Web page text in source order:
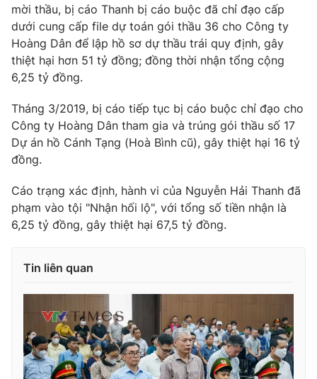
mời thầu, bị cáo Thanh bị cáo buộc đã chỉ đạo cấp
dưới cung cấp file dự toán gói thầu 36 cho Công ty
Hoàng Dân để lập hồ sơ dự thầu trái quy định, gây
thiệt hại hơn 51 tỷ đồng; đồng thời nhận tổng cộng
6,25 tỷ đồng.
Tháng 3/2019, bị cáo tiếp tục bị cáo buộc chỉ đạo cho
Công ty Hoàng Dân tham gia và trúng gói thầu số 17
Dự án hồ Cánh Tạng (Hoà Bình cũ), gây thiệt hại 16 tỷ
đồng.
Cáo trạng xác định, hành vi của Nguyễn Hải Thanh đã
phạm vào tội "Nhận hối lộ", với tổng số tiền nhận là
6,25 tỷ đồng, gây thiệt hại 67,5 tỷ đồng.
Tin liên quan